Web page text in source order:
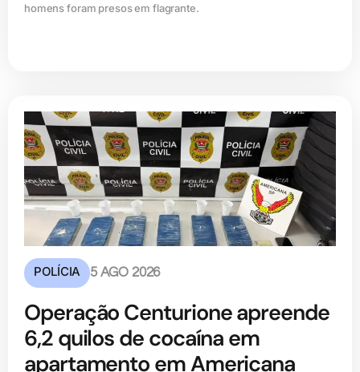
homens foram presos em flagrante.
POLÍCIA 5 AGO 2026
Operação Centurione apreende
6,2 quilos de cocaína em
apartamento em Americana